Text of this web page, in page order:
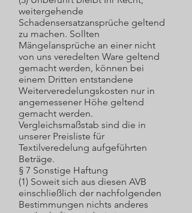
weitergehende
Schadensersatzansprüche geltend
zu machen. Sollten
Mängelansprüche an einer nicht
von uns veredelten Ware geltend
gemacht werden, können bei
einem Dritten entstandene
Weiterveredelungskosten nur in
angemessener Höhe geltend
gemacht werden.
Vergleichsmaßstab sind die in
unserer Preisliste für
Textilveredelung aufgeführten
Beträge.
§ 7 Sonstige Haftung
(1) Soweit sich aus diesen AVB
einschließlich der nachfolgenden
Bestimmungen nichts anderes